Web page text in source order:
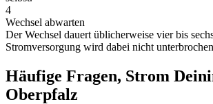
4
Wechsel abwarten
Der Wechsel dauert üblicherweise vier bis
Stromversorgung wird dabei nicht
Häufige Fragen, Strom
Oberpfalz